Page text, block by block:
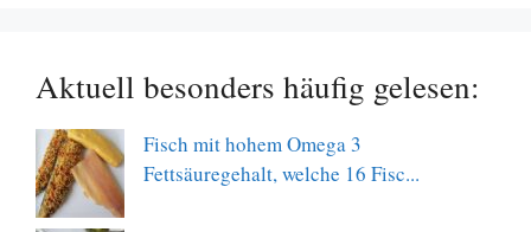
Aktuell besonders häufig gelesen:
Fisch mit hohem Omega 3
Fettsäuregehalt, welche 16 Fisc...